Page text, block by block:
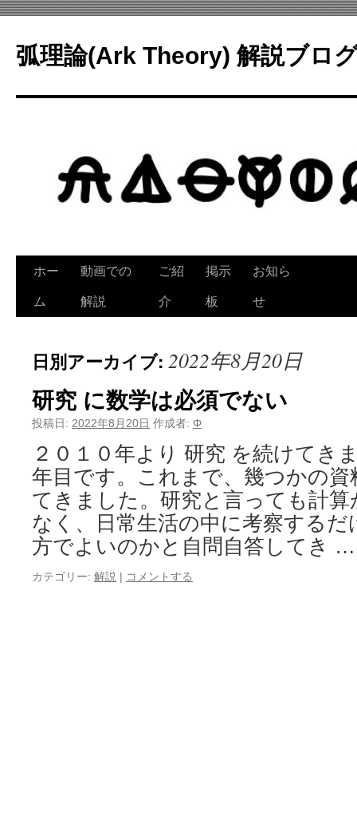
テ
ン
へ
弧理論(Ark Theory) 解説ブロ
ホー
ム
動画での
解説
ご紹
介
掲示
板
お知ら
せ
日別アーカイブ: 2022年8月20日
研究 に数学は必須でない
投稿日: 2022年8月20日 作成者: Φ
２０１０年より 研究 を続けてき
年目です。これまで、幾つかの
てきました。研究と言っても計
なく、日常生活の中に考察する
方でよいのかと自問自答してき
カテゴリー: 解説 | コメントする